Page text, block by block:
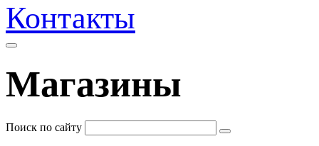
Контакты
Магазины
Поиск по сайту